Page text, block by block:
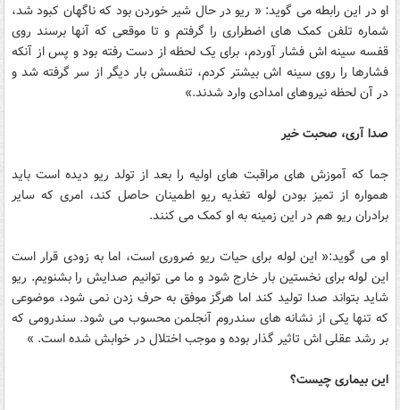
او در این رابطه می گوید: « ریو در حال شیر خوردن بود که ناگهان کبود شد،
شماره تلفن کمک های اضطراری را گرفتم و تا موقعی که آنها برسند روی
قفسه سینه اش فشار آوردم، برای یک لحظه از دست رفته بود و پس از آنکه
فشارها را روی سینه اش بیشتر کردم، تنفسش بار دیگر از سر گرفته شد و
در آن لحظه نیروهای امدادی وارد شدند.»
صدا آری، صحبت خیر
جما که آموزش های مراقبت های اولیه را بعد از تولد ریو دیده است باید
همواره از تمیز بودن لوله تغذیه ریو اطمینان حاصل کند، امری که سایر
برادران ریو هم در این زمینه به او کمک می کنند.
او می گوید:« این لوله برای حیات ریو ضروری است، اما به زودی قرار است
این لوله برای نخستین بار خارج شود و ما می توانیم صدایش را بشنویم. ریو
شاید بتواند صدا تولید کند اما هرگز موفق به حرف زدن نمی شود، موضوعی
که تنها یکی از نشانه های سندروم آنجلمن محسوب می شود. سندرومی که
بر رشد عقلی اش تاثیر گذار بوده و موجب اختلال در خوابش شده است. »
این بیماری چیست؟